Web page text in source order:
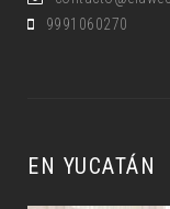
9991060270
EN YUCATÁN